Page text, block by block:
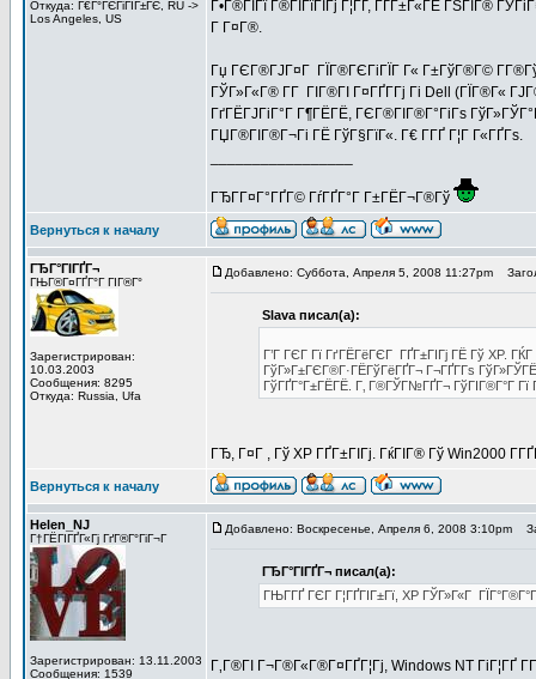
Откуда: Г€Г°ГЄГіГІГ±ГЄ, RU ->
Los Angeles, US
Г•Г®ГІГї Г®ГЇГїГІГј Г¦ГҐ, ГҐГ±Г«ГЁ ГЅГІГ®
Г Г¤Г®.
Гџ ГЄГ®ГЈГ¤Г ГЇГ®ГЄГіГЇГ Г« Г±ГўГ®Г©
ГЎГ»Г«Г® Г­Г ГІГ®ГІ Г¤ГҐГ­Гј Гі Dell (ГЇГ®Г«
ГґГЁГЈГіГ°Г Г¶ГЁГЁ, ГЄГ®ГІГ®Г°ГіГѕ
ГЏГ®ГІГ®Г¬Гі ГЁ ГўГ§ГїГ«. Г€ Г­ГҐ Г¦Г Г«ГҐГѕ.
ГЂГ­Г¤Г°ГҐГ© ГѓГҐГ°Г Г±ГЁГ¬Г®Гў
Вернуться к началу
ГЂГ°ГІГҐГ¬
ГЊГ®Г¤ГҐГ°Г ГІГ®Г°
Зарегистрирован:
10.03.2003
Сообщения: 8295
Откуда: Russia, Ufa
Добавлено: Суббота, Апреля 5, 2008 11:27pm
Slava писал(а):
Г’Г ГЄГ Гї ГґГЁГёГЄГ ГҐГ±ГІГј ГЁ Гў XP.
ГўГ»Г±ГЄГ®Г·ГЁГўГёГҐГ¬ Г¬ГҐГ­Гѕ
ГўГҐГ°Г±ГЁГЁ. Г‚ Г®ГЎГ№ГҐГ¬ ГўГІГ®Г°Г Гї
ГЂ, Г¤Г , Гў XP ГҐГ±ГІГј. ГќГІГ® Гў Win2000
Вернуться к началу
Helen_NJ
Г†ГЁГІГҐГ«Гј ГґГ®Г°ГіГ¬Г
Зарегистрирован: 13.11.2003
Сообщения: 1539
Добавлено: Воскресенье, Апреля 6, 2008 3:10pm
ГЂГ°ГІГҐГ¬ писал(а):
ГЊГ­ГҐ ГЄГ Г¦ГҐГІГ±Гї, XP ГЎГ»Г«Г
Г‚Г®ГІ Г¬Г®Г«Г®Г¤ГҐГ¦Гј, Windows NT ГіГ¦ГҐ